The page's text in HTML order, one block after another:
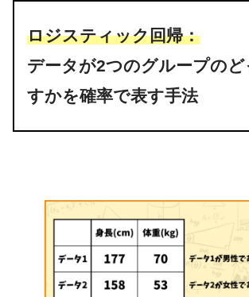
ロジスティック回帰：
データが2つのグループの
すかを確率で表す手法